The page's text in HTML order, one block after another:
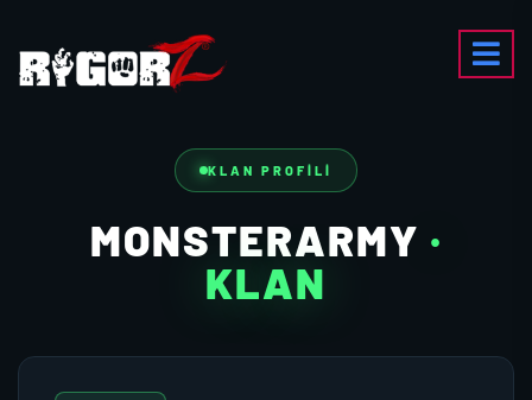
KLAN PROFILI
MONSTERARMY ·
KLAN